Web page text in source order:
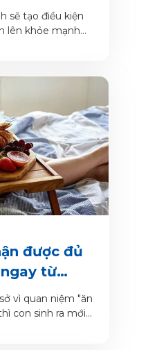
triển toàn
sẽ tạo điều kiện
lên khỏe mạnh
được đủ
từ
vì quan niệm "ăn
con sinh ra mới